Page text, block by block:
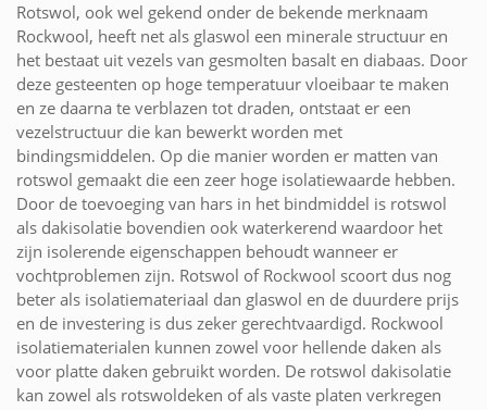
Rotswol, ook wel gekend onder de bekende merknaam
Rockwool, heeft net als glaswol een minerale structuur en
het bestaat uit vezels van gesmolten basalt en diabaas. Door
deze gesteenten op hoge temperatuur vloeibaar te maken
en ze daarna te verblazen tot draden, ontstaat er een
vezelstructuur die kan bewerkt worden met
bindingsmiddelen. Op die manier worden er matten van
rotswol gemaakt die een zeer hoge isolatiewaarde hebben.
Door de toevoeging van hars in het bindmiddel is rotswol
als dakisolatie bovendien ook waterkerend waardoor het
zijn isolerende eigenschappen behoudt wanneer er
vochtproblemen zijn. Rotswol of Rockwool scoort dus nog
beter als isolatiemateriaal dan glaswol en de duurdere prijs
en de investering is dus zeker gerechtvaardigd. Rockwool
isolatiematerialen kunnen zowel voor hellende daken als
voor platte daken gebruikt worden. De rotswol dakisolatie
kan zowel als rotswoldeken of als vaste platen verkregen